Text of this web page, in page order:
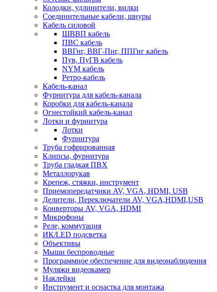
Колодки, удлинители, вилки
Соединительные кабели, шнуры
Кабель силовой
ШВВП кабель
ПВС кабель
ВВГнг, ВВГ-Пнг, ППГнг кабель
Пув, ПуГВ кабель
NYM кабель
Ретро-кабель
Кабель-канал
Фурнитура для кабель-канала
Коробки для кабель-канала
Огнестойкий кабель-канал
Лотки и фурнитура
Лотки
Фурнитура
Труба гофрированная
Клипсы, фурнитура
Труба гладкая ПВХ
Металлорукав
Крепеж, стяжки, инструмент
Приемопередатчики AV, VGA, HDMI, USB
Делители, Переключатели AV, VGA,HDMI,USB
Конверторы AV, VGA, HDMI
Микрофоны
Реле, коммутация
ИК/LED подсветка
Объективы
Мыши беспроводные
Программное обеспечение для видеонаблюдения
Муляжи видеокамер
Наклейки
Инструмент и оснастка для монтажа